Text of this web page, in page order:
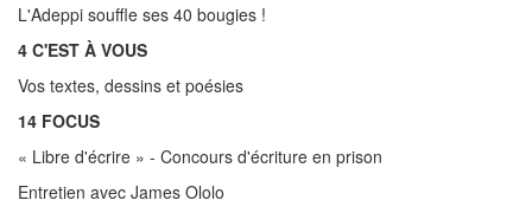
L'Adeppi souffle ses 40 bougies !
4 C'EST À VOUS
Vos textes, dessins et poésies
14 FOCUS
« Libre d'écrire » - Concours d'écriture en prison
Entretien avec James Ololo